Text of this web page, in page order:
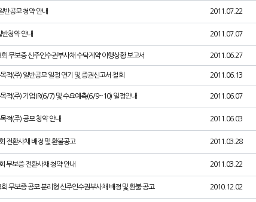
반공모 청약 안내 2011.07.22
청약 안내 2011.07.07
무보증 신주인수권부사채 수탁계약 이행상황 보고서 2011.06.27
적(주) 일반공모 일정 연기 및 증권신고서 철회 2011.06.13
적(주) 기업 IR(6/7) 및 수요예측(6/9~10) 일정안내 2011.06.07
적(주) 공모 청약 안내 2011.06.03
전환사채 배정 및 환불공고 2011.03.28
무보증 전환사채 청약 안내 2011.03.22
무보증 공모 분리형 신주인수권부사채 배정 및 환불 공고 2010.12.02